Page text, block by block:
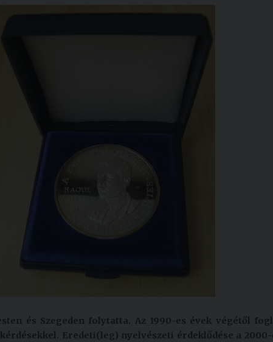
és Szegeden folytatta. Az 1990-es évek végétől
Eredeti(leg) nyelvészeti érdeklődése a 2000-